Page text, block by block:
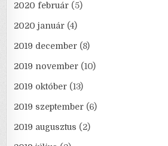
2020 február (5)
2020 január (4)
2019 december (8)
2019 november (10)
2019 október (13)
2019 szeptember (6)
2019 augusztus (2)